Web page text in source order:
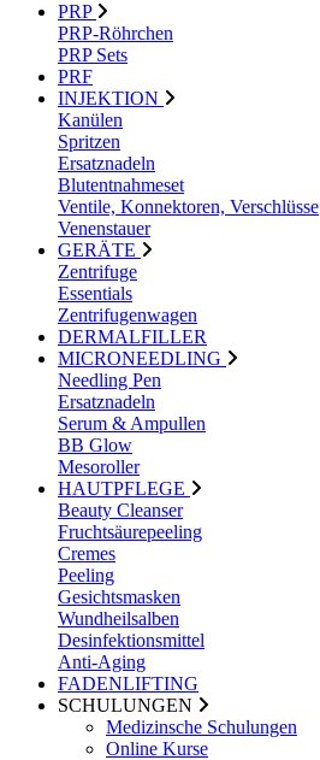
PRP
PRP-Röhrchen
PRP Sets
PRF
INJEKTION
Kanülen
Spritzen
Ersatznadeln
Blutentnahmeset
Ventile, Konnektoren, Verschlüsse
Venenstauer
GERÄTE
Zentrifuge
Essentials
Zentrifugenwagen
DERMALFILLER
MICRONEEDLING
Needling Pen
Ersatznadeln
Serum & Ampullen
BB Glow
Mesoroller
HAUTPFLEGE
Beauty Cleanser
Fruchtsäurepeeling
Cremes
Peeling
Gesichtsmasken
Wundheilsalben
Desinfektionsmittel
Anti-Aging
FADENLIFTING
SCHULUNGEN
Medizinsche Schulungen
Online Kurse